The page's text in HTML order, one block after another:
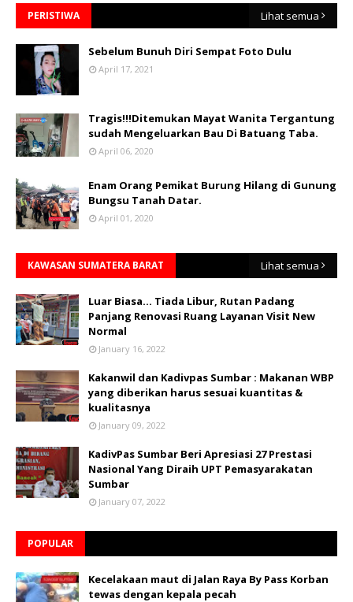
PERISTIWA Lihat semua
Sebelum Bunuh Diri Sempat Foto Dulu
April 17, 2021
Tragis!!!Ditemukan Mayat Wanita Tergantung
sudah Mengeluarkan Bau Di Batuang Taba.
April 06, 2020
Enam Orang Pemikat Burung Hilang di Gunung
Bungsu Tanah Datar.
April 01, 2020
KAWASAN SUMATERA BARAT Lihat semua
Luar Biasa... Tiada Libur, Rutan Padang
Panjang Renovasi Ruang Layanan Visit New
Normal
January 16, 2022
Kakanwil dan Kadivpas Sumbar : Makanan WBP
yang diberikan harus sesuai kuantitas &
kualitasnya
January 09, 2022
KadivPas Sumbar Beri Apresiasi 27 Prestasi
Nasional Yang Diraih UPT Pemasyarakatan
Sumbar
January 07, 2022
POPULAR
Kecelakaan maut di Jalan Raya By Pass Korban
tewas dengan kepala pecah